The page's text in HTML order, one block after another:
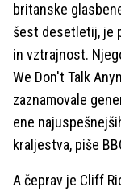
britanske
šest desetletij, je
in vztrajnost.
We Don't Talk
zaznamovale
ene
kraljestva, piše
A čeprav je Cliff